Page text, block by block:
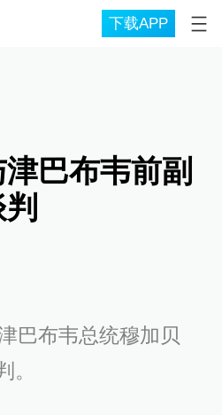
下载APP
巴布韦前副
巴布韦总统穆加贝
。